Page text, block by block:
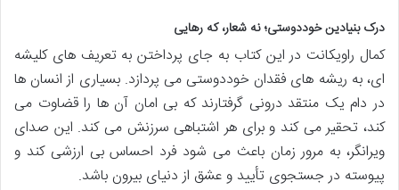
درک بنیادین خوددوستی؛ نه شعار، که رهایی
کمال راویکانت در این کتاب به جای پرداختن به تعریف های کلیشه
ای، به ریشه های فقدان خوددوستی می پردازد. بسیاری از انسان ها
در دام یک منتقد درونی گرفتارند که بی امان آن ها را قضاوت می
کند، تحقیر می کند و برای هر اشتباهی سرزنش می کند. این صدای
ویرانگر، به مرور زمان باعث می شود فرد احساس بی ارزشی کند و
پیوسته در جستجوی تأیید و عشق از دنیای بیرون باشد.